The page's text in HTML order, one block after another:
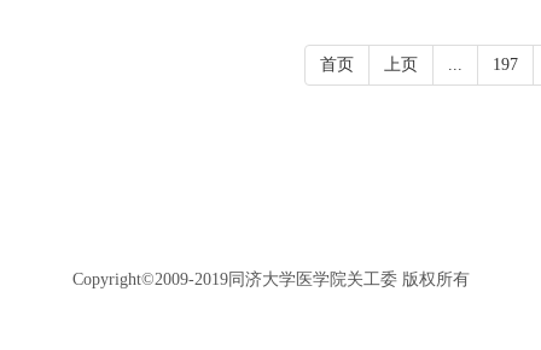
首页 上页 ... 197
Copyright©2009-2019同济大学医学院关工委 版权所有